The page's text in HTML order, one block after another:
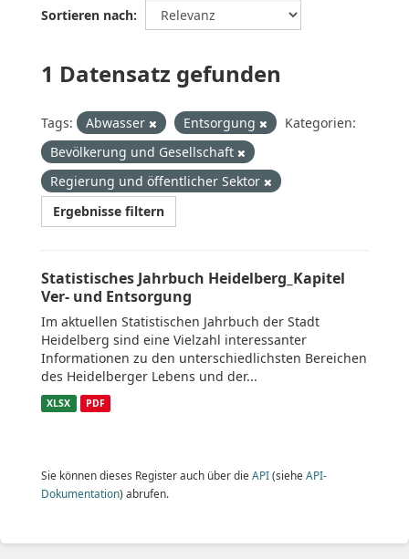
Sortieren nach
1 Datensatz gefunden
Tags: Abwasser Entsorgung
Kategorien:
Bevölkerung und Gesellschaft
Regierung und öffentlicher Sektor
Ergebnisse filtern
Statistisches Jahrbuch Heidelberg_Kapitel
Ver- und Entsorgung
Im aktuellen Statistischen Jahrbuch der Stadt
Heidelberg sind eine Vielzahl interessanter
Informationen zu den unterschiedlichsten Bereichen
des Heidelberger Lebens und der...
XLSX PDF
Sie können dieses Register auch über die API(siehe API-
Dokumentation) abrufen.